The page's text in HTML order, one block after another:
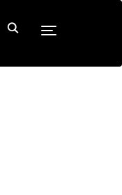
Toggle